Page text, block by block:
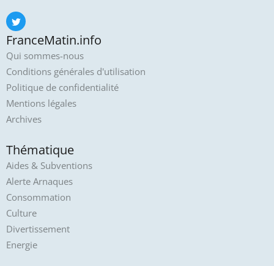
FranceMatin.info
Qui sommes-nous
Conditions générales d'utilisation
Politique de confidentialité
Mentions légales
Archives
Thématique
Aides & Subventions
Alerte Arnaques
Consommation
Culture
Divertissement
Energie